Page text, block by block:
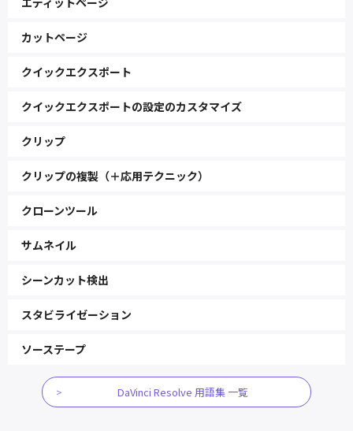
カットページ
クイックエクスポート
クイックエクスポートの設定のカスタマイズ
クリップ
クリップの複製（＋応用テクニック）
クローンツール
サムネイル
シーンカット検出
スタビライゼーション
ソーステープ
DaVinci Resolve 用語集 一覧